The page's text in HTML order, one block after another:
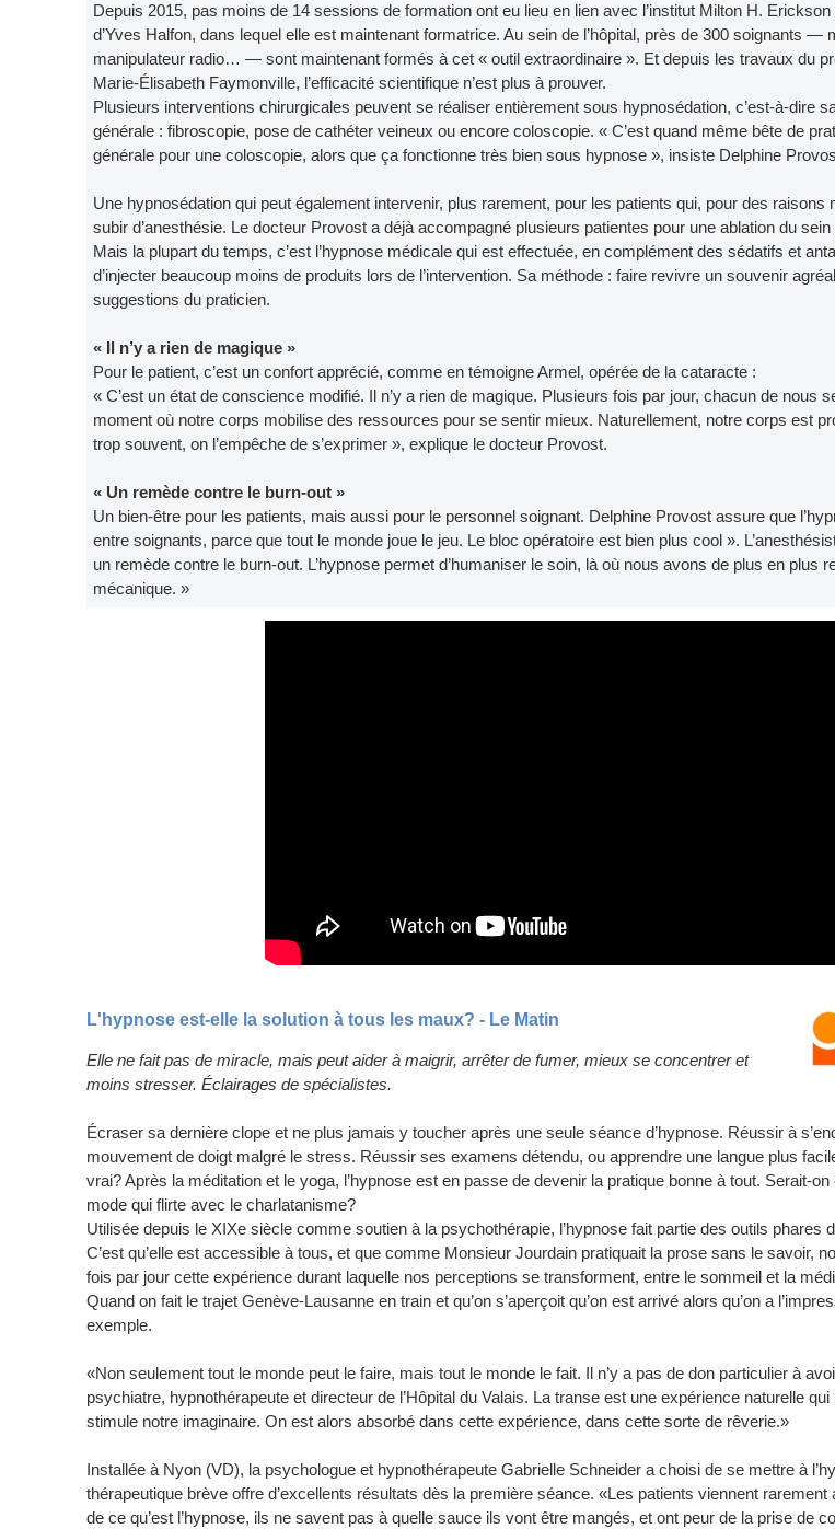
Depuis 2015, pas moins de 14 sessions de formation ont eu lieu en lien avec l’institut Milton H.
d’Yves Halfon, dans lequel elle est maintenant formatrice. Au sein de l’hôpital, près de 300 soignants —
manipulateur radio… — sont maintenant formés à cet « outil extraordinaire ». Et depuis les travaux du
Marie-Élisabeth Faymonville, l’efficacité scientifique n’est plus à prouver.
Plusieurs interventions chirurgicales peuvent se réaliser entièrement sous hypnosédation, c’est-à-dire
générale : fibroscopie, pose de cathéter veineux ou encore coloscopie. « C’est quand même bête de
générale pour une coloscopie, alors que ça fonctionne très bien sous hypnose », insiste Delphine
Une hypnosédation qui peut également intervenir, plus rarement, pour les patients qui, pour des raisons
subir d’anesthésie. Le docteur Provost a déjà accompagné plusieurs patientes pour une ablation du
Mais la plupart du temps, c’est l’hypnose médicale qui est effectuée, en complément des sédatifs et
d’injecter beaucoup moins de produits lors de l’intervention. Sa méthode : faire revivre un souvenir
suggestions du praticien.
« Il n’y a rien de magique »
Pour le patient, c’est un confort apprécié, comme en témoigne Armel, opérée de la cataracte :
« C’est un état de conscience modifié. Il n’y a rien de magique. Plusieurs fois par jour, chacun de nous
moment où notre corps mobilise des ressources pour se sentir mieux. Naturellement, notre corps est
trop souvent, on l’empêche de s’exprimer », explique le docteur Provost.
« Un remède contre le burn-out »
Un bien-être pour les patients, mais aussi pour le personnel soignant. Delphine Provost assure que
entre soignants, parce que tout le monde joue le jeu. Le bloc opératoire est bien plus cool ».
un remède contre le burn-out. L’hypnose permet d’humaniser le soin, là où nous avons de plus en plus
mécanique. »
L'hypnose est-elle la solution à tous les maux? - Le Matin
Elle ne fait pas de miracle, mais peut aider à maigrir, arrêter de fumer, mieux se concentrer et
moins stresser. Éclairages de spécialistes.
Écraser sa dernière clope et ne plus jamais y toucher après une seule séance d’hypnose. Réussir à
mouvement de doigt malgré le stress. Réussir ses examens détendu, ou apprendre une langue plus
vrai? Après la méditation et le yoga, l’hypnose est en passe de devenir la pratique bonne à tout. Serait-on
mode qui flirte avec le charlatanisme?
Utilisée depuis le XIXe siècle comme soutien à la psychothérapie, l’hypnose fait partie des outils phares
C’est qu’elle est accessible à tous, et que comme Monsieur Jourdain pratiquait la prose sans le savoir,
fois par jour cette expérience durant laquelle nos perceptions se transforment, entre le sommeil et la
Quand on fait le trajet Genève-Lausanne en train et qu’on s’aperçoit qu’on est arrivé alors qu’on a
exemple.
«Non seulement tout le monde peut le faire, mais tout le monde le fait. Il n’y a pas de don particulier à
psychiatre, hypnothérapeute et directeur de l’Hôpital du Valais. La transe est une expérience naturelle
stimule notre imaginaire. On est alors absorbé dans cette expérience, dans cette sorte de rêverie.»
Installée à Nyon (VD), la psychologue et hypnothérapeute Gabrielle Schneider a choisi de se mettre à
thérapeutique brève offre d’excellents résultats dès la première séance. «Les patients viennent
de ce qu’est l’hypnose, ils ne savent pas à quelle sauce ils vont être mangés, et ont peur de la prise de